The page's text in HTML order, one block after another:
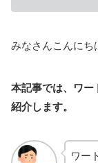
みなさんこんにち
本記事では、ワー
紹介します。
ワー